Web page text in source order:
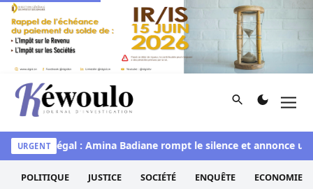
Aller au contenu
Kéwoulo, le premier site d'information et d'investigation
Rechercher
URGENT
Sénégal : Amina Badiane rompt le silence et annonce une
POLITIQUE JUSTICE SOCIÉTÉ ENQUÊTE ECONOMIE